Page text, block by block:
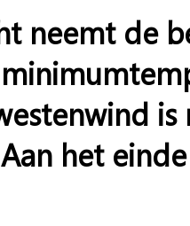
neemt de
is
het